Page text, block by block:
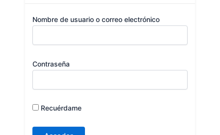
Nombre de usuario o correo electrónico
Contraseña
Recuérdame